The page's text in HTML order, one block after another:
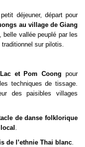
déjeuner, départ pour
au village de Giang
, belle vallée peuplé par les
sur pilotis.
et Pom Coong pour
techniques de tissage.
des paisibles villages
de danse folklorique
de l’ethnie Thai blanc